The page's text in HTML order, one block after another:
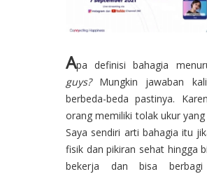
Apa definisi bahagia
guys?Mungkin jawaban
berbeda-beda pastinya.
orang memiliki tolak ukur yang
Saya sendiri arti bahagia itu
fisik dan pikiran sehat hingga
bekerja dan bisa berbagi